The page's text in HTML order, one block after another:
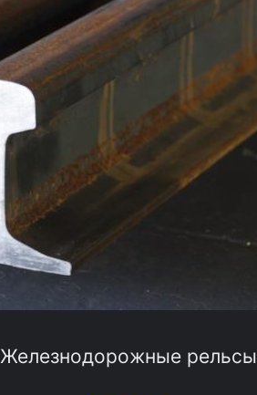
Железнодорожные рельсы